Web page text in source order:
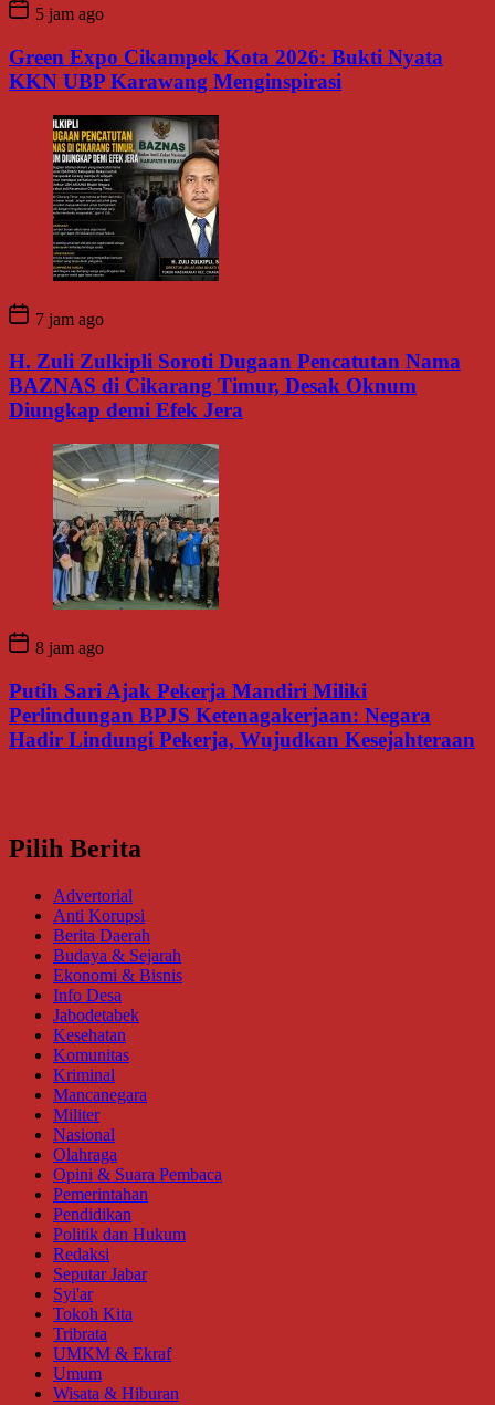
5 jam ago
Green Expo Cikampek Kota 2026: Bukti Nyata
KKN UBP Karawang Menginspirasi
7 jam ago
H. Zuli Zulkipli Soroti Dugaan Pencatutan Nama
BAZNAS di Cikarang Timur, Desak Oknum
Diungkap demi Efek Jera
8 jam ago
Putih Sari Ajak Pekerja Mandiri Miliki
Perlindungan BPJS Ketenagakerjaan: Negara
Hadir Lindungi Pekerja, Wujudkan Kesejahteraan
Pilih Berita
Advertorial
Anti Korupsi
Berita Daerah
Budaya & Sejarah
Ekonomi & Bisnis
Info Desa
Jabodetabek
Kesehatan
Komunitas
Kriminal
Mancanegara
Militer
Nasional
Olahraga
Opini & Suara Pembaca
Pemerintahan
Pendidikan
Politik dan Hukum
Redaksi
Seputar Jabar
Syi'ar
Tokoh Kita
Tribrata
UMKM & Ekraf
Umum
Wisata & Hiburan